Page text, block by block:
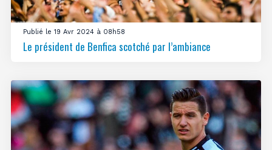
Publié le 19 Avr 2024 à 08h58
Le président de Benfica scotché par l’ambiance